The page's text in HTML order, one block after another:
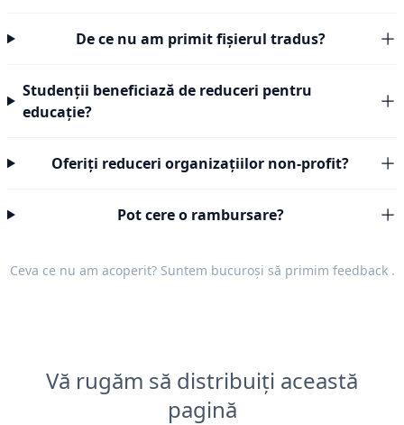
De ce nu am primit fișierul tradus?
Studenții beneficiază de reduceri pentru
educație?
Oferiți reduceri organizațiilor non-profit?
Pot cere o rambursare?
Ceva ce nu am acoperit? Suntem bucuroși să primim feedback.
Vă rugăm să distribuiți această
pagină